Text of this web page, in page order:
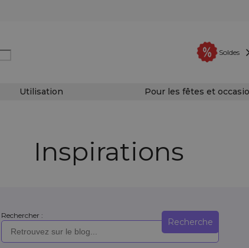
Soldes
Utilisation Pour les fêtes et
Inspirations
Rechercher :
Recherche